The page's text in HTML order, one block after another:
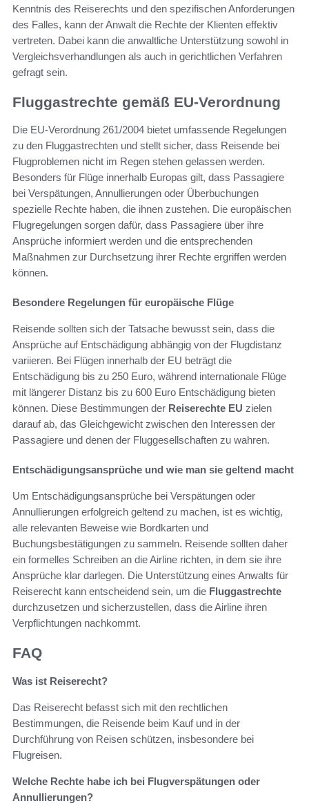
Kenntnis des Reiserechts und den spezifischen Anforderungen
des Falles, kann der Anwalt die Rechte der Klienten effektiv
vertreten. Dabei kann die anwaltliche Unterstützung sowohl in
Vergleichsverhandlungen als auch in gerichtlichen Verfahren
gefragt sein.
Fluggastrechte gemäß EU-Verordnung
Die EU-Verordnung 261/2004 bietet umfassende Regelungen
zu den Fluggastrechten und stellt sicher, dass Reisende bei
Flugproblemen nicht im Regen stehen gelassen werden.
Besonders für Flüge innerhalb Europas gilt, dass Passagiere
bei Verspätungen, Annullierungen oder Überbuchungen
spezielle Rechte haben, die ihnen zustehen. Die europäischen
Flugregelungen sorgen dafür, dass Passagiere über ihre
Ansprüche informiert werden und die entsprechenden
Maßnahmen zur Durchsetzung ihrer Rechte ergriffen werden
können.
Besondere Regelungen für europäische Flüge
Reisende sollten sich der Tatsache bewusst sein, dass die
Ansprüche auf Entschädigung abhängig von der Flugdistanz
variieren. Bei Flügen innerhalb der EU beträgt die
Entschädigung bis zu 250 Euro, während internationale Flüge
mit längerer Distanz bis zu 600 Euro Entschädigung bieten
können. Diese Bestimmungen der Reiserechte EU zielen
darauf ab, das Gleichgewicht zwischen den Interessen der
Passagiere und denen der Fluggesellschaften zu wahren.
Entschädigungsansprüche und wie man sie geltend macht
Um Entschädigungsansprüche bei Verspätungen oder
Annullierungen erfolgreich geltend zu machen, ist es wichtig,
alle relevanten Beweise wie Bordkarten und
Buchungsbestätigungen zu sammeln. Reisende sollten daher
ein formelles Schreiben an die Airline richten, in dem sie ihre
Ansprüche klar darlegen. Die Unterstützung eines Anwalts für
Reiserecht kann entscheidend sein, um die Fluggastrechte
durchzusetzen und sicherzustellen, dass die Airline ihren
Verpflichtungen nachkommt.
FAQ
Was ist Reiserecht?
Das Reiserecht befasst sich mit den rechtlichen
Bestimmungen, die Reisende beim Kauf und in der
Durchführung von Reisen schützen, insbesondere bei
Flugreisen.
Welche Rechte habe ich bei Flugverspätungen oder
Annullierungen?